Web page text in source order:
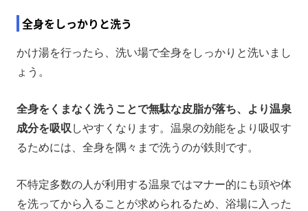
全身をしっかりと洗う
かけ湯を行ったら、洗い場で全身をしっかりと洗いまし
ょう。
全身をくまなく洗うことで無駄な皮脂が落ち、より温泉
成分を吸収 しやすくなります。温泉の効能をより吸収す
るためには、全身を隅々まで洗うのが鉄則です。
不特定多数の人が利用する温泉ではマナー的にも頭や体
を洗ってから入ることが求められるため、浴場に入った